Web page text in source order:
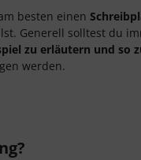
besten einen
Generell solltest du
zu erläutern und so
werden.